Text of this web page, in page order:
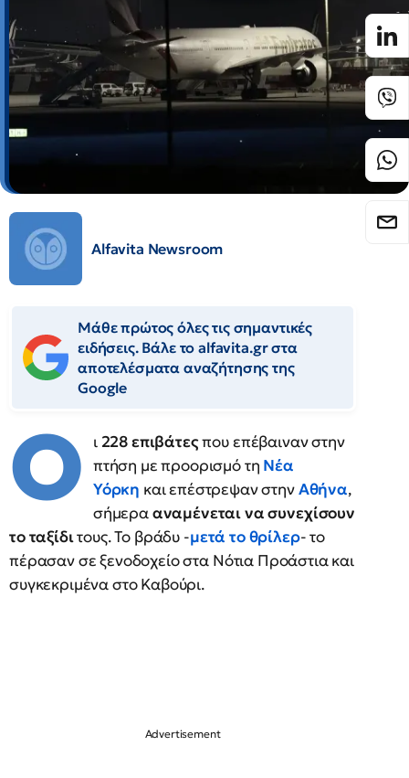
Alfavita Newsroom
Μάθε πρώτος όλες τις σημαντικές
ειδήσεις. Βάλε το alfavita.gr στα
αποτελέσματα αναζήτησης της
Google
Ο ι 228 επιβάτεςπου επέβαιναν στην
πτήση με προορισμό τη Νέα
Υόρκη και επέστρεψαν στηνΑθήνα,
σήμερααναμένεται να συνεχίσουν
το ταξίδιτους. Το βράδυ -μετά το θρίλερ- το
πέρασαν σε ξενοδοχείο στα Νότια Προάστια και
συγκεκριμένα στο Καβούρι.